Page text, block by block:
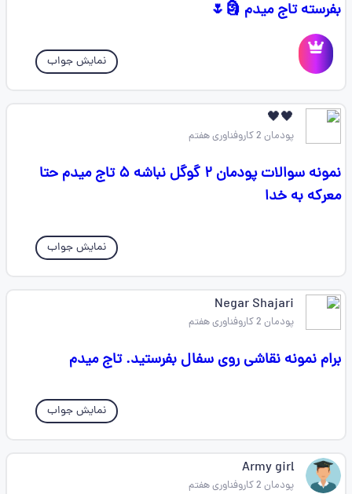
بفرسته تاج میدم 🗿🌷
نمایش جواب
🖤🖤
پودمان 2 کاروفناوری هفتم
نمونه سوالات پودمان ۲ گوگل نباشه ۵ تاج میدم حتا
معرکه به خدا
نمایش جواب
Negar Shajari
پودمان 2 کاروفناوری هفتم
برام نمونه نقاشی روی سفال بفرستید. تاج میدم
نمایش جواب
Army girl
پودمان 2 کاروفناوری هفتم